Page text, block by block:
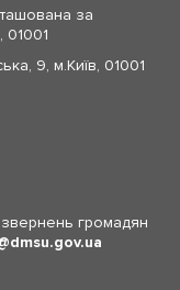
за
01001
9, м.Київ, 01001
звернень громадян
dmsu.gov.ua